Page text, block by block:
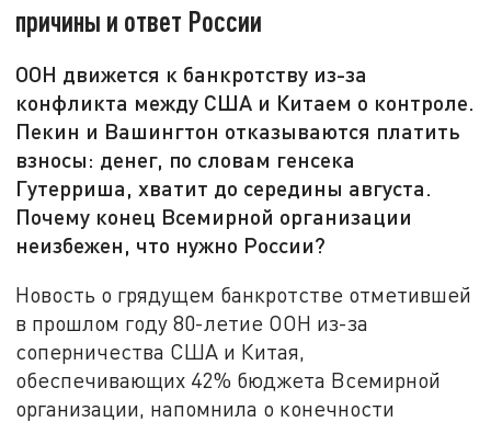
причины и ответ России
ООН движется к банкротству из-за
конфликта между США и Китаем о контроле.
Пекин и Вашингтон отказываются платить
взносы: денег, по словам генсека
Гутерриша, хватит до середины августа.
Почему конец Всемирной организации
неизбежен, что нужно России?
Новость о грядущем банкротстве отметившей
в прошлом году 80-летие ООН из-за
соперничества США и Китая,
обеспечивающих 42% бюджета Всемирной
организации, напомнила о конечности